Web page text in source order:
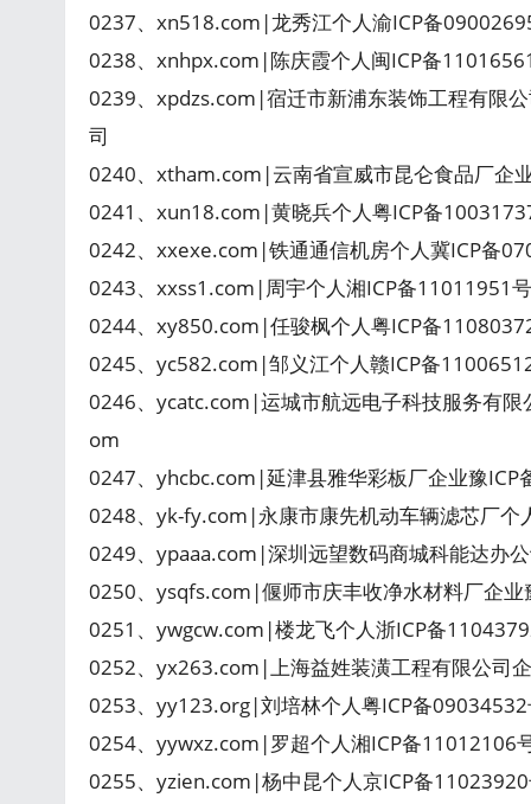
0237、xn518.com|龙秀江个人渝ICP备
0238、xnhpx.com|陈庆霞个人闽ICP备
0239、xpdzs.com|宿迁市新浦东装饰工程有限
司
0240、xtham.com|云南省宣威市昆仑食品厂企
0241、xun18.com|黄晓兵个人粤ICP备
0242、xxexe.com|铁通通信机房个人冀ICP备
0243、xxss1.com|周宇个人湘ICP备11011951
0244、xy850.com|任骏枫个人粤ICP备
0245、yc582.com|邹义江个人赣ICP备
0246、ycatc.com|运城市航远电子科技服务有
om
0247、yhcbc.com|延津县雅华彩板厂企业豫ICP
0248、yk-fy.com|永康市康先机动车辆滤芯厂个
0249、ypaaa.com|深圳远望数码商城科能达办
0250、ysqfs.com|偃师市庆丰收净水材料厂企
0251、ywgcw.com|楼龙飞个人浙ICP备
0252、yx263.com|上海益姓装潢工程有限公司
0253、yy123.org|刘培林个人粤ICP备
0254、yywxz.com|罗超个人湘ICP备11012106
0255、yzien.com|杨中昆个人京ICP备